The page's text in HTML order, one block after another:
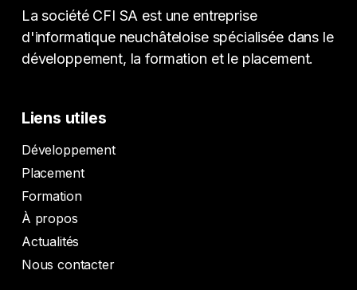
La société CFI SA est une entreprise
d'informatique neuchâteloise spécialisée dans le
développement, la formation et le placement.
Liens utiles
Développement
Placement
Formation
À propos
Actualités
Nous contacter